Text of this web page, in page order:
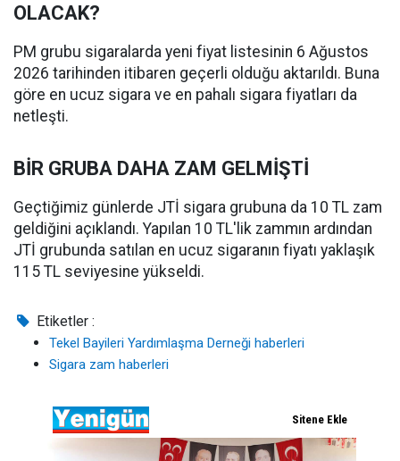
OLACAK?
PM grubu sigaralarda yeni fiyat listesinin 6 Ağustos
2026 tarihinden itibaren geçerli olduğu aktarıldı. Buna
göre en ucuz sigara ve en pahalı sigara fiyatları da
netleşti.
BİR GRUBA DAHA ZAM GELMİŞTİ
Geçtiğimiz günlerde JTİ sigara grubuna da 10 TL zam
geldiğini açıklandı. Yapılan 10 TL'lik zammın ardından
JTİ grubunda satılan en ucuz sigaranın fiyatı yaklaşık
115 TL seviyesine yükseldi.
Etiketler :
Tekel Bayileri Yardımlaşma Derneği haberleri
Sigara zam haberleri